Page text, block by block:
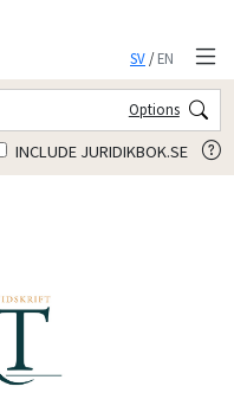
SV/EN
Options
INCLUDE JURIDIKBOK.SE